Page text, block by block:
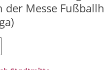
der Messe